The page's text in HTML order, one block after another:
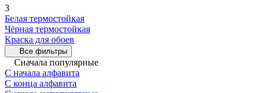
3
Белая термостойкая
Чёрная термостойкая
Краска для обоев
Все фильтры
Сначала популярные
С начала алфавита
С конца алфавита